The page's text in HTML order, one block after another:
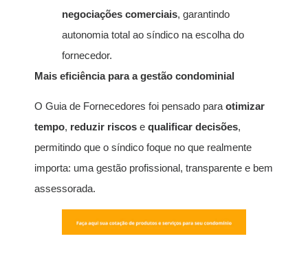
negociações comerciais, garantindo
autonomia total ao síndico na escolha do
fornecedor.
Mais eficiência para a gestão condominial
O Guia de Fornecedores foi pensado para otimizar
tempo, reduzir riscos e qualificar decisões,
permitindo que o síndico foque no que realmente
importa: uma gestão profissional, transparente e bem
assessorada.